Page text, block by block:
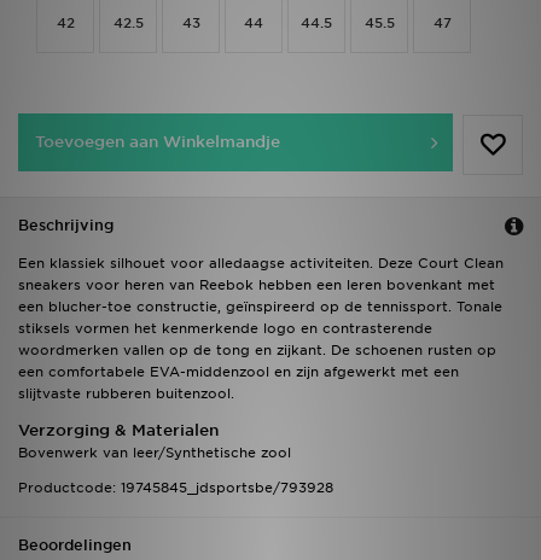
42 42.5 43 44 44.5 45.5 47
Toevoegen aan Winkelmandje
Beschrijving
Een klassiek silhouet voor alledaagse activiteiten. Deze Court Clean
sneakers voor heren van Reebok hebben een leren bovenkant met
een blucher-toe constructie, geïnspireerd op de tennissport. Tonale
stiksels vormen het kenmerkende logo en contrasterende
woordmerken vallen op de tong en zijkant. De schoenen rusten op
een comfortabele EVA-middenzool en zijn afgewerkt met een
slijtvaste rubberen buitenzool.
Verzorging & Materialen
Bovenwerk van leer/Synthetische zool
Productcode: 19745845_jdsportsbe/793928
Beoordelingen
Klantenservice
Wie wij zijn